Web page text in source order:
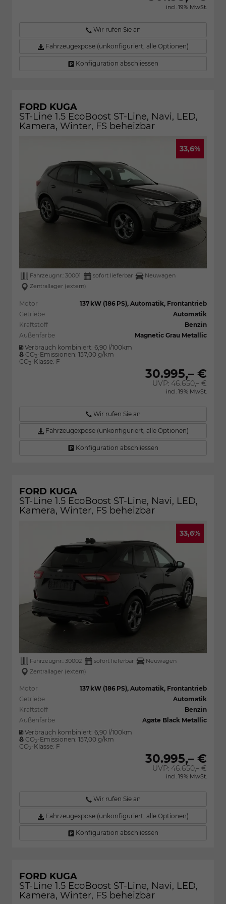
incl. 19% MwSt.
Wir rufen Sie an
Fahrzeugexpose (unkonfiguriert, alle Optionen)
Konfiguration abschliessen
FORD KUGA
ST-Line 1.5 EcoBoost ST-Line, Navi, LED,
Kamera, Winter, FS beheizbar
33,6%
Fahrzeugnr.: 30001 sofort lieferbar
Neuwagen
Zentrallager (extern)
Motor
137 kW (186 PS), Automatik, Frontantrieb
Getriebe
Automatik
Kraftstoff
Benzin
Außenfarbe
Magnetic Grau Metallic
Verbrauch kombiniert: 6,90 l/100km
CO2-Emissionen: 157,00 g/km
CO2-Klasse: F
30.995,– €
UVP: 46.650,– €
incl. 19% MwSt.
Wir rufen Sie an
Fahrzeugexpose (unkonfiguriert, alle Optionen)
Konfiguration abschliessen
FORD KUGA
ST-Line 1.5 EcoBoost ST-Line, Navi, LED,
Kamera, Winter, FS beheizbar
33,6%
Fahrzeugnr.: 30002 sofort lieferbar
Neuwagen
Zentrallager (extern)
Motor
137 kW (186 PS), Automatik, Frontantrieb
Getriebe
Automatik
Kraftstoff
Benzin
Außenfarbe
Agate Black Metallic
Verbrauch kombiniert: 6,90 l/100km
CO2-Emissionen: 157,00 g/km
CO2-Klasse: F
30.995,– €
UVP: 46.650,– €
incl. 19% MwSt.
Wir rufen Sie an
Fahrzeugexpose (unkonfiguriert, alle Optionen)
Konfiguration abschliessen
FORD KUGA
ST-Line 1.5 EcoBoost ST-Line, Navi, LED,
Kamera, Winter, FS beheizbar